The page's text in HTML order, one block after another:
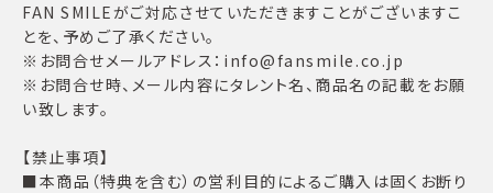
FAN SMILEがご対応させていただきますことがございますこ
とを、予めご了承ください。
※お問合せメールアドレス：info@fansmile.co.jp
※お問合せ時、メール内容にタレント名、商品名の記載をお願
い致します。
【禁止事項】
■本商品（特典を含む）の営利目的によるご購入は固くお断り